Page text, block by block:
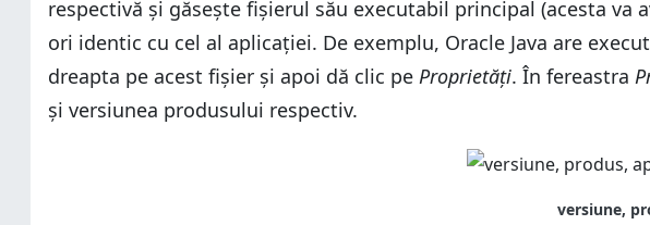
respectivă și găsește fișierul său executabil principal (acesta
ori identic cu cel al aplicației. De exemplu, Oracle Java are
dreapta pe acest fișier și apoi dă clic pe Proprietăți. În fereastra
și versiunea produsului respectiv.
versiune,